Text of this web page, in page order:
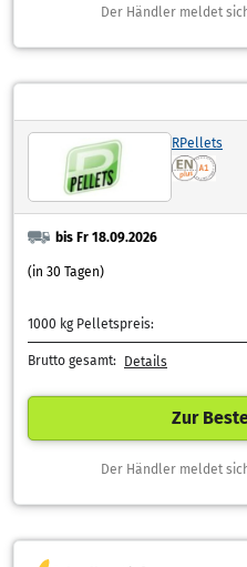
Der Händler meldet
RPellets
bis Fr 18.09.2026
(in 30 Tagen)
1000 kg Pelletspreis:
Brutto gesamt: Details
Zur
Der Händler meldet